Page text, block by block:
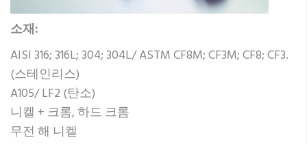
소재:
AISI 316; 316L; 304; 304L/ ASTM CF8M; CF3M; CF8; CF3.
(스테인리스)
A105/ LF2 (탄소)
니켈 + 크롬, 하드 크롬
무전 해 니켈